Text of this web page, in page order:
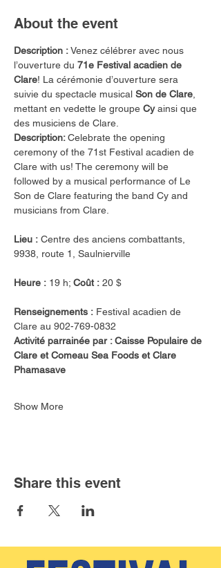
About the event
Description : Venez célébrer avec nous
l’ouverture du 71e Festival acadien de
Clare! La cérémonie d’ouverture sera
suivie du spectacle musical Son de Clare
mettant en vedette le groupe Cy ainsi que
des musiciens de Clare.
Description: Celebrate the opening
ceremony of the 71st Festival acadien de
Clare with us! The ceremony will be
followed by a musical performance of Le
Son de Clare featuring the band Cy and
musicians from Clare.
Lieu : Centre des anciens combattants,
9938, route 1, Saulnierville
Heure : 19 h; Coût : 20 $
Renseignements : Festival acadien de
Clare au 902-769-0832
Activité parrainée par : Caisse Populaire de
Clare et Comeau Sea Foods et Clare
Phamasave
Show More
Share this event